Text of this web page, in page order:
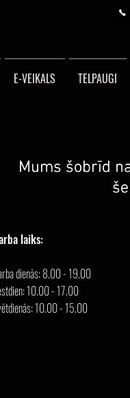
E-VEIKALS TELPAUGI
Mums šobrīd
Mums šobrīd
laiks:
dienās: 8.00 - 19.00
10.00 - 17.00
10.00 - 15.00